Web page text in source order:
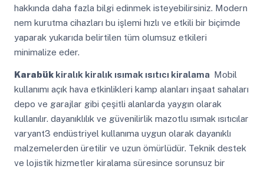
hakkında daha fazla bilgi edinmek isteyebilirsiniz. Modern
nem kurutma cihazları bu işlemi hızlı ve etkili bir biçimde
yaparak yukarıda belirtilen tüm olumsuz etkileri
minimalize eder.
Karabükkiralık kiralık ısımak ısıtıcı kiralama Mobil
kullanımı açık hava etkinlikleri kamp alanları inşaat sahaları
depo ve garajlar gibi çeşitli alanlarda yaygın olarak
kullanılır. dayanıklılık ve güvenilirlik mazotlu ısımak ısıtıcılar
varyant3 endüstriyel kullanıma uygun olarak dayanıklı
malzemelerden üretilir ve uzun ömürlüdür. Teknik destek
ve lojistik hizmetler kiralama süresince sorunsuz bir